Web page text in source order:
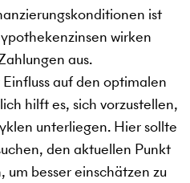
ist
wirken
aus.
auf den optimalen
hilft es, sich vorzustellen,
unterliegen. Hier sollte
den aktuellen Punkt
um besser einschätzen zu